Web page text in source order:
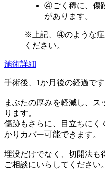
④ごく稀に、傷
があります。
※上記、④のような症
ください。
施術詳細
手術後、1か月後の経過です
まぶたの厚みを軽減し、
ります。
傷跡もさらに、目立ちにく
かりカバー可能できます。
埋没だけでなく、切開法も
ご相談にいらしてください。